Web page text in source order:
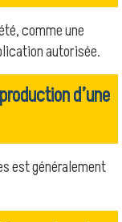
comme une
autorisée.
d’une
est généralement